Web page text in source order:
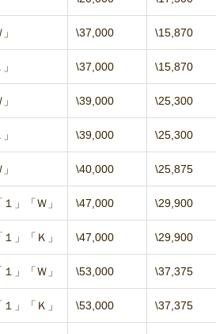
\37,000 \15,870
\37,000 \15,870
\39,000 \25,300
\39,000 \25,300
\40,000 \25,875
」「Ｗ」 \47,000 \29,900
」「Ｋ」 \47,000 \29,900
」「Ｗ」 \53,000 \37,375
」「Ｋ」 \53,000 \37,375